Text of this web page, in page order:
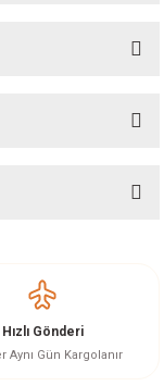
Hızlı Gönderi
Aynı Gün Kargolanır